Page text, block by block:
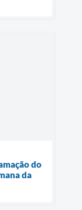
do
da